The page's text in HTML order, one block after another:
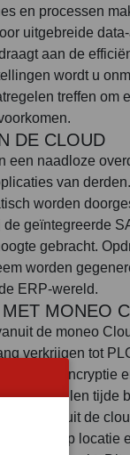
en processen
uitgebreide
aan de
wordt u
treffen om
DE CLOUD
een naadloze
van
worden
geïntegreerde
gebracht.
worden
ERP-wereld.
MONEO
de moneo
verkrijgen tot
to-end-encryptie
te allen tijde
vanuit de
op locatie